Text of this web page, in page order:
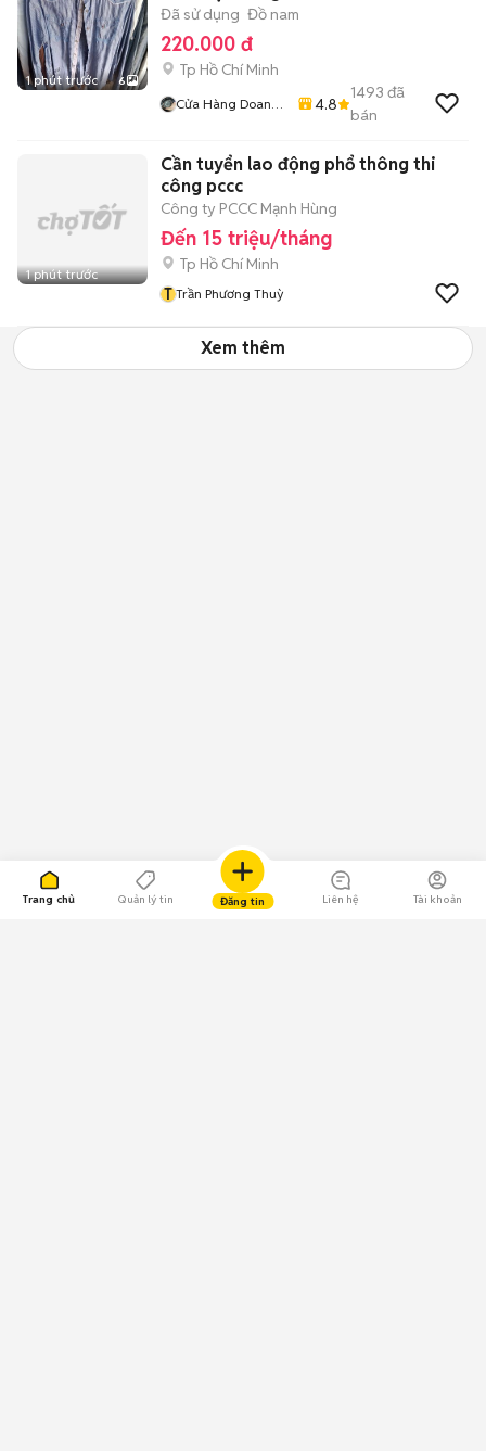
Trang chủ Quản lý tin Đăng tin Liên hệ Tài khoản
1 phút trước 6
Đã sử dụng Đồ nam
220.000 đ
Tp Hồ Chí Minh
Cửa Hàng Doan
4.8
1493 đã
bán
1 phút trước
Cần tuyển lao động phổ thông thi
công pccc
Công ty PCCC Mạnh Hùng
Đến 15 triệu/tháng
Tp Hồ Chí Minh
T Trần Phương Thuỳ
Xem thêm